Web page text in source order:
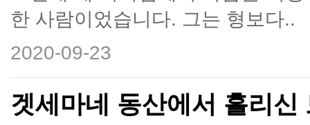
한 사람이었습니다. 그는 형보다..
2020-09-23
겟세마네 동산에서 흘리신